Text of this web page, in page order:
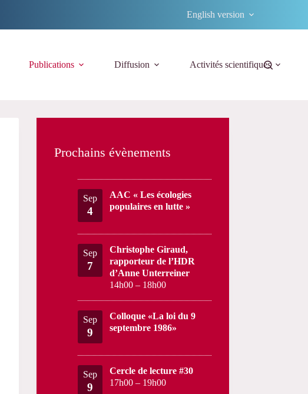
English version
Publications Diffusion Activités scientifiques
Prochains évènements
Sep
4
AAC « Les écologies
populaires en lutte »
Sep
7
Christophe Giraud,
rapporteur de l’HDR
d’Anne Unterreiner
14h00 – 18h00
Sep
9
Colloque «La loi du 9
septembre 1986»
Sep
9
Cercle de lecture #30
17h00 – 19h00